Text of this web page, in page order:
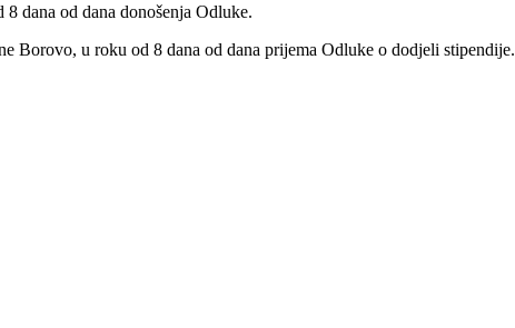
dana od dana donošenja Odluke.
Borovo, u roku od 8 dana od dana prijema Odluke o dodjeli stipendije.